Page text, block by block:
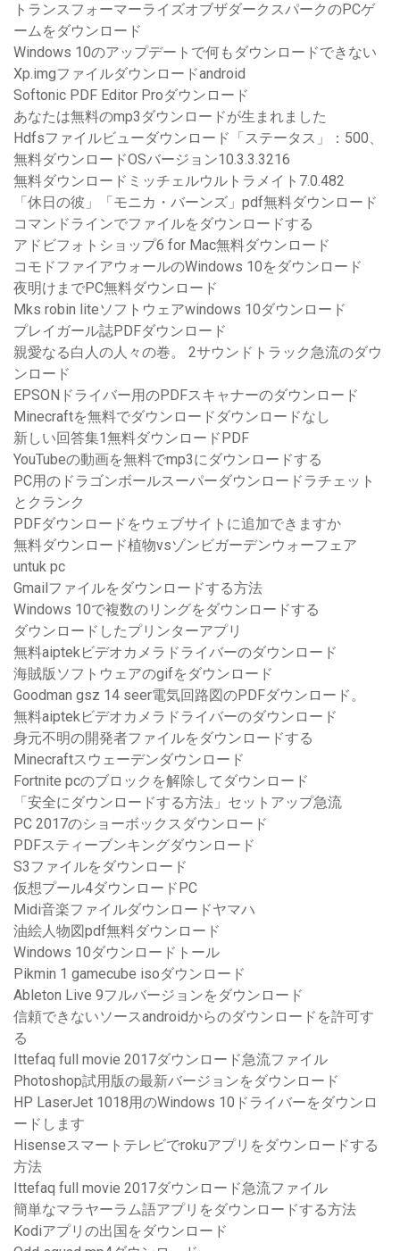
トランスフォーマーライズオブザダークスパークのPCゲ
ームをダウンロード
Windows 10のアップデートで何もダウンロードできない
Xp.imgファイルダウンロードandroid
Softonic PDF Editor Proダウンロード
あなたは無料のmp3ダウンロードが生まれました
Hdfsファイルビューダウンロード「ステータス」：500、
無料ダウンロードOSバージョン10.3.3.3216
無料ダウンロードミッチェルウルトラメイト7.0.482
「休日の彼」「モニカ・バーンズ」pdf無料ダウンロード
コマンドラインでファイルをダウンロードする
アドビフォトショップ6 for Mac無料ダウンロード
コモドファイアウォールのWindows 10をダウンロード
夜明けまでPC無料ダウンロード
Mks robin liteソフトウェアwindows 10ダウンロード
プレイガール誌PDFダウンロード
親愛なる白人の人々の巻。 2サウンドトラック急流のダウ
ンロード
EPSONドライバー用のPDFスキャナーのダウンロード
Minecraftを無料でダウンロードダウンロードなし
新しい回答集1無料ダウンロードPDF
YouTubeの動画を無料でmp3にダウンロードする
PC用のドラゴンボールスーパーダウンロードラチェット
とクランク
PDFダウンロードをウェブサイトに追加できますか
無料ダウンロード植物vsゾンビガーデンウォーフェア
untuk pc
Gmailファイルをダウンロードする方法
Windows 10で複数のリングをダウンロードする
ダウンロードしたプリンターアプリ
無料aiptekビデオカメラドライバーのダウンロード
海賊版ソフトウェアのgifをダウンロード
Goodman gsz 14 seer電気回路図のPDFダウンロード。
無料aiptekビデオカメラドライバーのダウンロード
身元不明の開発者ファイルをダウンロードする
Minecraftスウェーデンダウンロード
Fortnite pcのブロックを解除してダウンロード
「安全にダウンロードする方法」セットアップ急流
PC 2017のショーボックスダウンロード
PDFスティーブンキングダウンロード
S3ファイルをダウンロード
仮想プール4ダウンロードPC
Midi音楽ファイルダウンロードヤマハ
油絵人物図pdf無料ダウンロード
Windows 10ダウンロードトール
Pikmin 1 gamecube isoダウンロード
Ableton Live 9フルバージョンをダウンロード
信頼できないソースandroidからのダウンロードを許可す
る
Ittefaq full movie 2017ダウンロード急流ファイル
Photoshop試用版の最新バージョンをダウンロード
HP LaserJet 1018用のWindows 10ドライバーをダウンロ
ードします
Hisenseスマートテレビでrokuアプリをダウンロードする
方法
Ittefaq full movie 2017ダウンロード急流ファイル
簡単なマラヤーラム語アプリをダウンロードする方法
Kodiアプリの出国をダウンロード